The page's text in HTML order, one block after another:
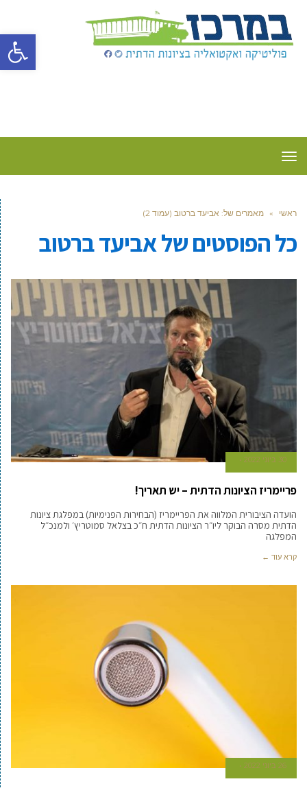
פתח
תפריט
ראשי » מאמרים של: אביעד ברטוב (עמוד 2)
כל הפוסטים שלאביעד ברטוב
30 ביוני 2022
פריימריז הציונות הדתית – יש תאריך!
הועדה הציבורית המלווה את הפריימריז (הבחירות הפנימיות) במפלגת ציונות
הדתית מסרה הבוקר ליו״ר הציונות הדתית ח״כ בצלאל סמוטריץ׳ ולמנכ״ל
המפלגה
קרא עוד ←
26 ביוני 2022